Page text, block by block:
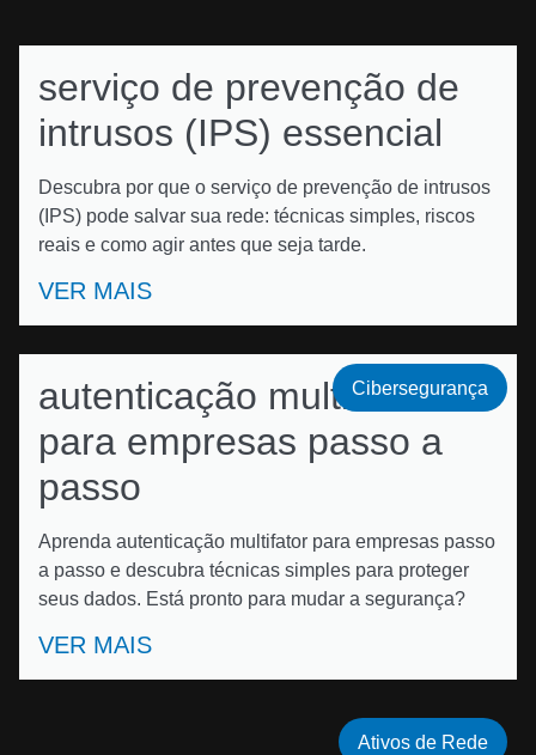
serviço de prevenção de
intrusos (IPS) essencial
Descubra por que o serviço de prevenção de intrusos
(IPS) pode salvar sua rede: técnicas simples, riscos
reais e como agir antes que seja tarde.
VER MAIS
autenticação multifator
para empresas passo a
passo
Aprenda autenticação multifator para empresas passo
a passo e descubra técnicas simples para proteger
seus dados. Está pronto para mudar a segurança?
VER MAIS
Cibersegurança
Ativos de Rede